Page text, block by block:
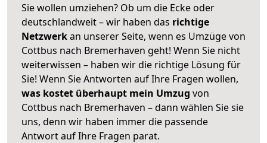
Sie wollen umziehen? Ob um die Ecke oder
deutschlandweit – wir haben das richtige
Netzwerkan unserer Seite, wenn es Umzüge von
Cottbus nach Bremerhaven geht! Wenn Sie nicht
weiterwissen – haben wir die richtige Lösung für
Sie! Wenn Sie Antworten auf Ihre Fragen wollen,
was kostet überhaupt mein Umzug von
Cottbus nach Bremerhaven – dann wählen Sie sie
uns, denn wir haben immer die passende
Antwort auf Ihre Fragen parat.